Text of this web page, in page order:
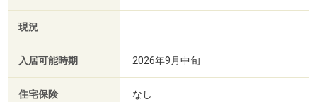
現況
入居可能時期 2026年9月中旬
住宅保険 なし